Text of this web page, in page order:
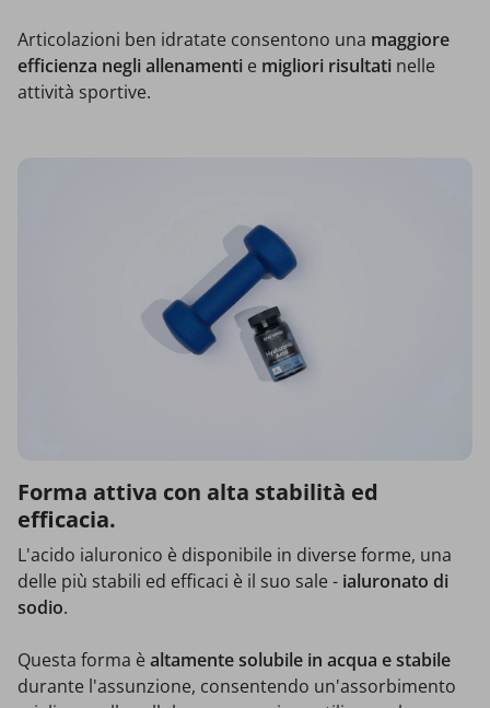
Articolazioni ben idratate consentono una maggiore
efficienza negli allenamenti e migliori risultati nelle
attività sportive.
Forma attiva con alta stabilità ed
efficacia.
L'acido ialuronico è disponibile in diverse forme, una
delle più stabili ed efficaci è il suo sale - ialuronato di
sodio.
Questa forma è altamente solubile in acqua e stabile
durante l'assunzione, consentendo un'assorbimento